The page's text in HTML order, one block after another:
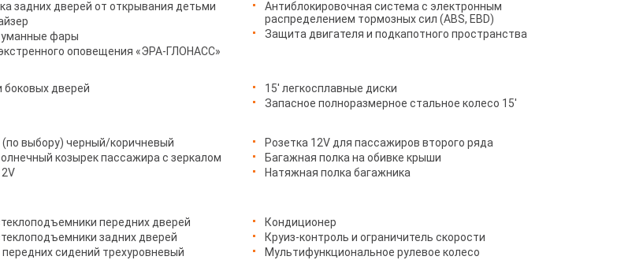
задних дверей от открывания детьми
фары
оповещения «ЭРА-ГЛОНАСС»
Антиблокировочная система с электронным
распределением тормозных сил (ABS, EBD)
Защита двигателя и подкапотного пространства
боковых дверей
15' легкосплавные диски
Запасное полноразмерное стальное колесо 15'
(по выбору) черный/коричневый
козырек пассажира с зеркалом
Розетка 12V для пассажиров второго ряда
Багажная полка на обивке крыши
Натяжная полка багажника
передних дверей
задних дверей
передних сидений трехуровневый
Кондиционер
Круиз-контроль и ограничитель скорости
Мультифункциональное рулевое колесо